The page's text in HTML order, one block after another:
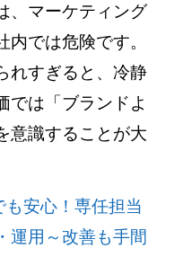
、マーケティング
では危険です。
れすぎると、冷静
では「ブランドよ
意識することが大
安心！専任担当
運用～改善も手間